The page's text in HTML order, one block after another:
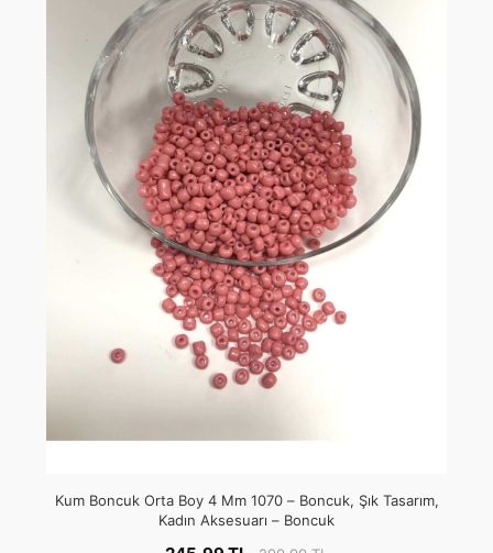
Kum Boncuk Orta Boy 4 Mm 1070 – Boncuk, Şık Tasarım,
Kadın Aksesuarı – Boncuk